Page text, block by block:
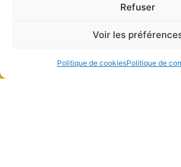
Refuser
Voir les
Politique de cookiesPolitique de